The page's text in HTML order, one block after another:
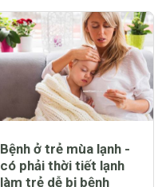
Bệnh ở trẻ mùa lạnh -
có phải thời tiết lạnh
làm trẻ dễ bị bệnh